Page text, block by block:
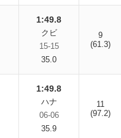
1:49.8
クビ
15-15
35.0
9
(61.3)
1:49.8
ハナ
06-06
35.9
11
(97.2)